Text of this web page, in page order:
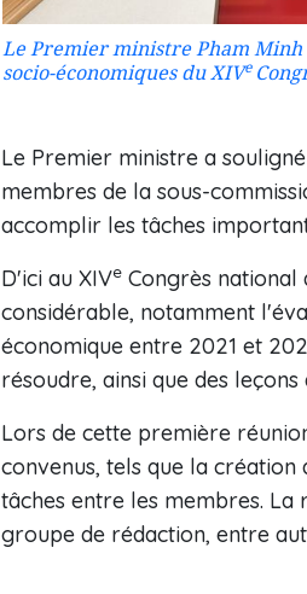
Le Premier ministre Pham Minh
socio-économiques du XIVe
Le Premier ministre a
membres de la sous-
accomplir les tâches
D'ici au XIVe Congrès
considérable, notamment
économique entre 2021 et
résoudre, ainsi que des leçons
Lors de cette première
convenus, tels que la
tâches entre les membres. La
groupe de rédaction, entre